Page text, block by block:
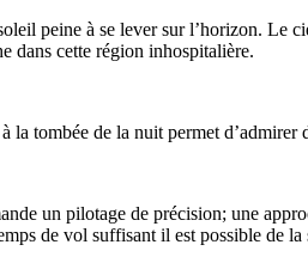
peine à se lever sur l’horizon. Le
dans cette région inhospitalière.
tombée de la nuit permet d’admirer
un pilotage de précision; une
de vol suffisant il est possible de